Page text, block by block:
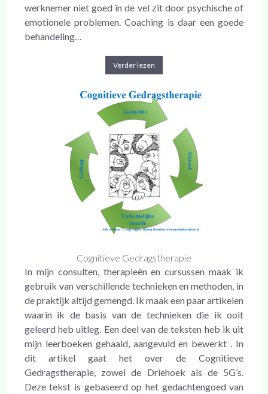
werknemer niet goed in de vel zit door psychische of
emotionele problemen. Coaching is daar een goede
behandeling…
Verder lezen
Cognitieve Gedragstherapie
In mijn consulten, therapieën en cursussen maak ik
gebruik van verschillende technieken en methoden, in
de praktijk altijd gemengd. Ik maak een paar artikelen
waarin ik de basis van de technieken die ik ooit
geleerd heb uitleg. Een deel van de teksten heb ik uit
mijn leerboeken gehaald, aangevuld en bewerkt . In
dit artikel gaat het over de Cognitieve
Gedragstherapie, zowel de Driehoek als de 5G’s.
Deze tekst is gebaseerd op het gedachtengoed van